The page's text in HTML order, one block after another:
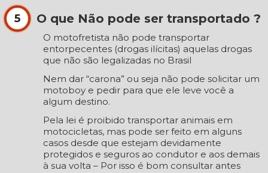
5 O que Não pode ser transportado ?
O motofretista não pode transportar
entorpecentes (drogas ilícitas) aquelas drogas
que não são legalizadas no Brasil
Nem dar “carona” ou seja não pode solicitar um
motoboy e pedir para que ele leve você a
algum destino.
Pela lei é proibido transportar animais em
motocicletas, mas pode ser feito em alguns
casos desde que estejam devidamente
protegidos e seguros ao condutor e aos demais
à sua volta – Por isso é bom consultar antes